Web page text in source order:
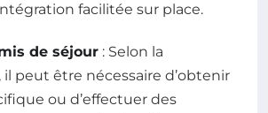
facilitée sur place.
de séjour : Selon la
peut être nécessaire d’obtenir
ou d’effectuer des